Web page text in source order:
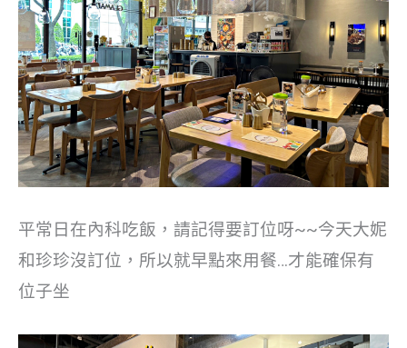
平常日在內科吃飯，請記得要訂位呀~~今天大妮
和珍珍沒訂位，所以就早點來用餐…才能確保有
位子坐